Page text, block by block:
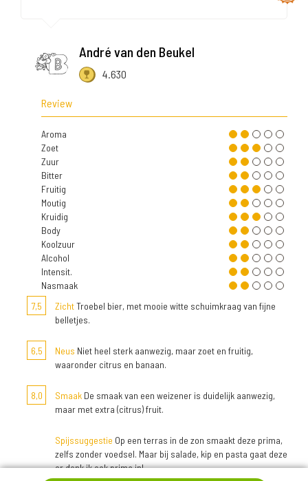
André van den Beukel
4.630
Review
Aroma
Zoet
Zuur
Bitter
Fruitig
Moutig
Kruidig
Body
Koolzuur
Alcohol
Intensit.
Nasmaak
7,5
ZichtTroebel bier, met mooie witte schuimkraag van fijne
belletjes.
6,5 Neus Niet heel sterk aanwezig, maar zoet en fruitig,
waaronder citrus en banaan.
8,0 Smaak De smaak van een weizener is duidelijk aanwezig,
maar met extra (citrus) fruit.
Spijssuggestie Op een terras in de zon smaakt deze prima,
zelfs zonder voedsel. Maar bij salade, kip en pasta gaat deze
er denk ik ook prima in!